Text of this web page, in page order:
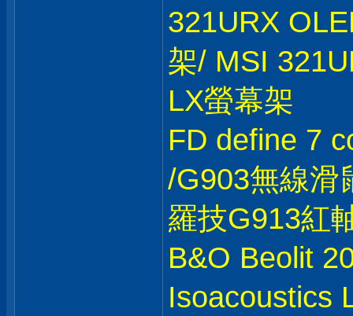
321URX
架/ MSI
LX螢幕架
FD define 7
/G903無線滑
羅技G913紅
B&O Beolit
Isoacoustics